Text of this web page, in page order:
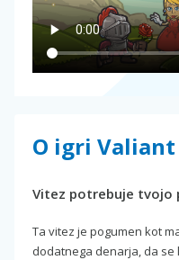
O igri
Vitez potrebuje tvojo
Ta vitez je pogumen kot
dodatnega denarja, da se